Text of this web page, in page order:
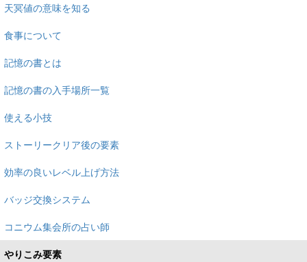
天冥値の意味を知る
食事について
記憶の書とは
記憶の書の入手場所一覧
使える小技
ストーリークリア後の要素
効率の良いレベル上げ方法
バッジ交換システム
コニウム集会所の占い師
やりこみ要素